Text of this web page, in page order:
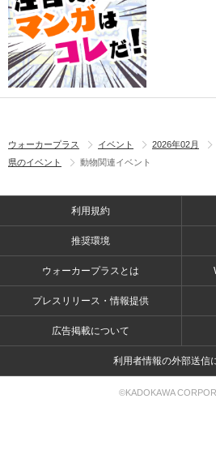
ウォーカープラス イベント 2026年02月
県のイベント
動物関連イベント
利用規約
推奨環境
ウォーカープラスとは
プレスリリース・情報提供
広告掲載について
利用者情報の外部送信
©KADOKAWA